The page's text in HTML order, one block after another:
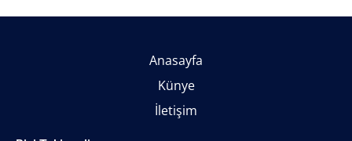
Anasayfa
Künye
İletişim